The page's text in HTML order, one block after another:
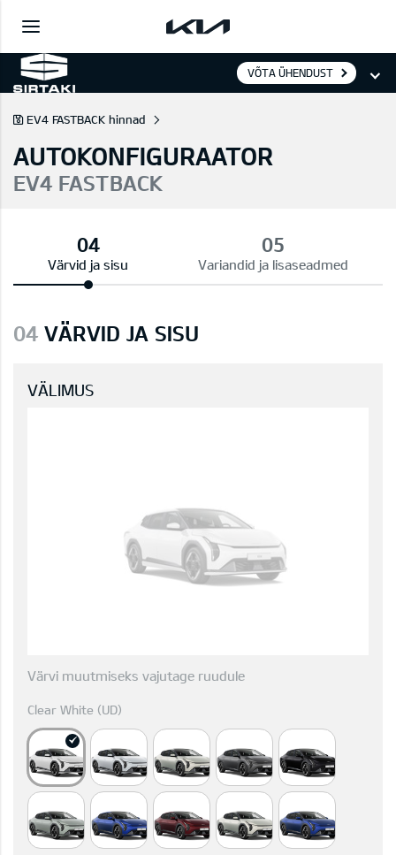
VÕTA ÜHENDUST
EV4 FASTBACK hinnad
AUTOKONFIGURAATOR
EV4 FASTBACK
Värvid ja sisu Variandid ja lisaseadmed
04 VÄRVID JA SISU
VÄLIMUS
Värvi muutmiseks vajutage ruudule
Clear White (UD)